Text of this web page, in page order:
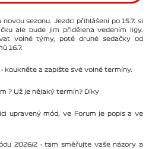
sezonu. Jezdci přihlášení po 15.7. si
ale bude jim přidělena vedením ligy.
volné týmy, poté druhé sedačky od
16.7.
koukněte a zapište své volné termíny.
? Už je nějaký termín? Díky
upravený mód, ve Forum je popis a ve
2026/2 - tam směřujte vaše názory a